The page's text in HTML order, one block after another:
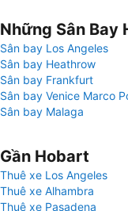
Những Sân Bay
Sân bay Los Angeles
Sân bay Heathrow
Sân bay Frankfurt
Sân bay Venice Marco
Sân bay Malaga
Gần Hobart
Thuê xe Los Angeles
Thuê xe Alhambra
Thuê xe Pasadena